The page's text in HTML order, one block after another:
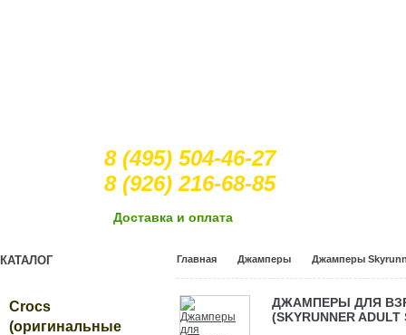
8 (495) 504-46-27
8 (926) 216-68-85
Доcтавка и оплата
КАТАЛОГ
Crocs
(оригинальные
Главная Джамперы Джамперы
ДЖАМПЕРЫ ДЛЯ
(SKYRUNNER ADULT